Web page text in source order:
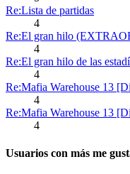
Re:Lista de partidas
4
Re:El gran hilo
4
Re:El gran hilo de las
4
Re:Mafia Warehouse 13
4
Re:Mafia Warehouse 13
4
Usuarios con más me